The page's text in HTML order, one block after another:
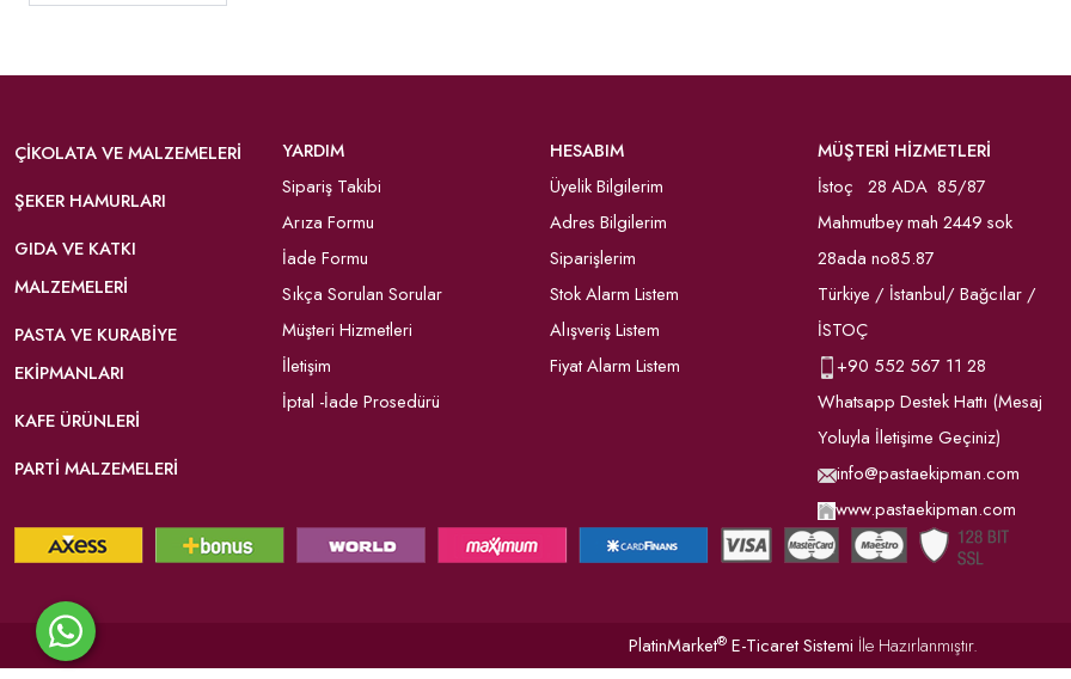
ÇIKOLATA VE MALZEMELERI
ŞEKER HAMURLARI
GIDA VE KATKI
MALZEMELERI
PASTA VE KURABIYE
EKIPMANLARI
KAFE ÜRÜNLERI
PARTI MALZEMELERI
YARDIM
Sipariş Takibi
Arıza Formu
İade Formu
Sıkça Sorulan Sorular
Müşteri Hizmetleri
İletişim
İptal -İade Prosedürü
HESABIM
Üyelik Bilgilerim
Adres Bilgilerim
Siparişlerim
Stok Alarm Listem
Alışveriş Listem
Fiyat Alarm Listem
MÜŞTERİ HİZMETLERİ
İstoç 28 ADA 85/87
Mahmutbey mah 2449 sok
28ada no85.87
Türkiye / İstanbul/ Bağcılar /
İSTOÇ
+90 552 567 11 28
Whatsapp Destek Hattı (Mesaj
Yoluyla İletişime Geçiniz)
info@pastaekipman.com
www.pastaekipman.com
PlatinMarket® E-Ticaret Sistemi İle Hazırlanmıştır.